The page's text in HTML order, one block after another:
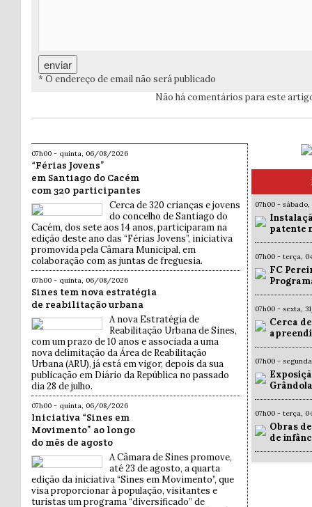
* O endereço de email não será publicado
Não há comentários para este
07h00 - quinta, 06/08/2026
“Férias Jovens”
em Santiago do Cacém
com 320 participantes
Cerca de 320 crianças e jovens
do concelho de Santiago do
Cacém, dos sete aos 14 anos, participaram na
edição deste ano das “Férias Jovens”, iniciativa
promovida pela Câmara Municipal, em
colaboração com as juntas de freguesia.
07h00 - quinta, 06/08/2026
Sines tem nova estratégia
de reabilitação urbana
A nova Estratégia de
Reabilitação Urbana de Sines,
com um prazo de 10 anos e associada a uma
nova delimitação da Área de Reabilitação
Urbana (ARU), já está em vigor, depois da sua
publicação em Diário da República no passado
dia 28 de julho.
07h00 - quinta, 06/08/2026
Iniciativa “Sines em
Movimento” ao longo
do mês de agosto
A Câmara de Sines promove,
até 23 de agosto, a quarta
edição da iniciativa “Sines em Movimento”, que
visa proporcionar à população, visitantes e
turistas um programa “diversificado” de
07h00 -
patente
07h00 - terça,
FC
07h00 - sexta,
Cerca
07h00 -
07h00 - terça,
Obras
de